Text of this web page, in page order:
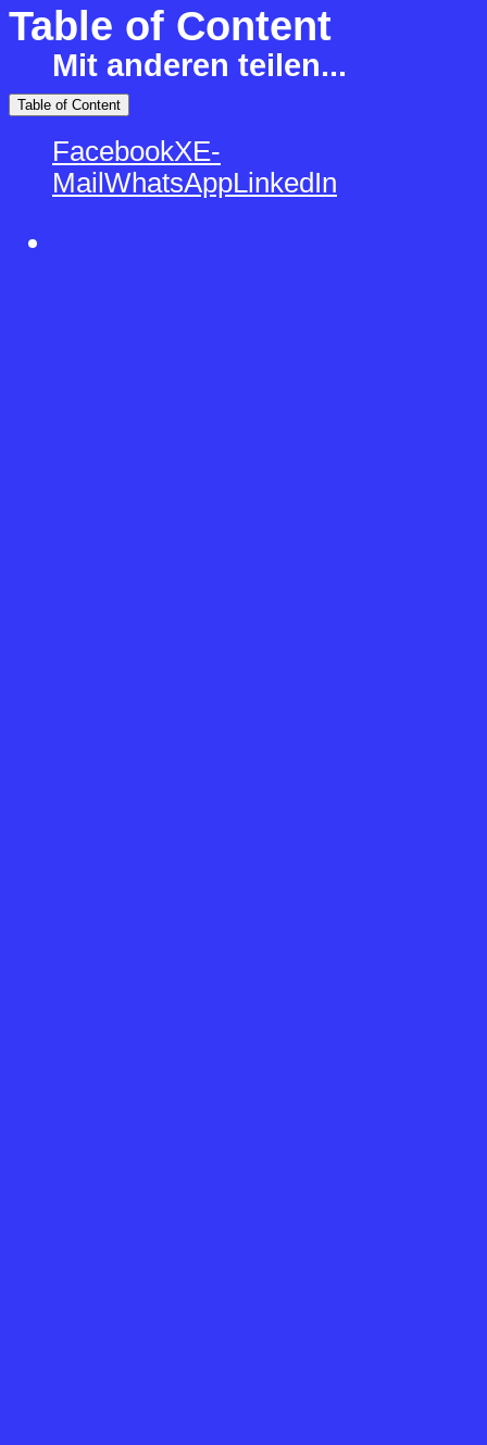
Mit anderen teilen...
FacebookXE-
MailWhatsAppLinkedIn
Table of Content
Table of Content